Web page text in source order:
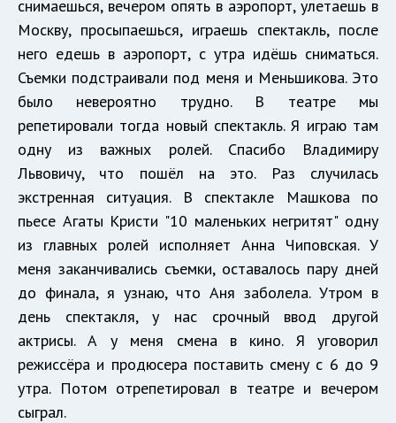
снимаешься, вечером опять в аэропорт, улетаешь в
Москву, просыпаешься, играешь спектакль, после
него едешь в аэропорт, с утра идёшь сниматься.
Съемки подстраивали под меня и Меньшикова. Это
было невероятно трудно. В театре мы
репетировали тогда новый спектакль. Я играю там
одну из важных ролей. Спасибо Владимиру
Львовичу, что пошёл на это. Раз случилась
экстренная ситуация. В спектакле Машкова по
пьесе Агаты Кристи "10 маленьких негритят" одну
из главных ролей исполняет Анна Чиповская. У
меня заканчивались съемки, оставалось пару дней
до финала, я узнаю, что Аня заболела. Утром в
день спектакля, у нас срочный ввод другой
актрисы. А у меня смена в кино. Я уговорил
режиссёра и продюсера поставить смену с 6 до 9
утра. Потом отрепетировал в театре и вечером
сыграл.